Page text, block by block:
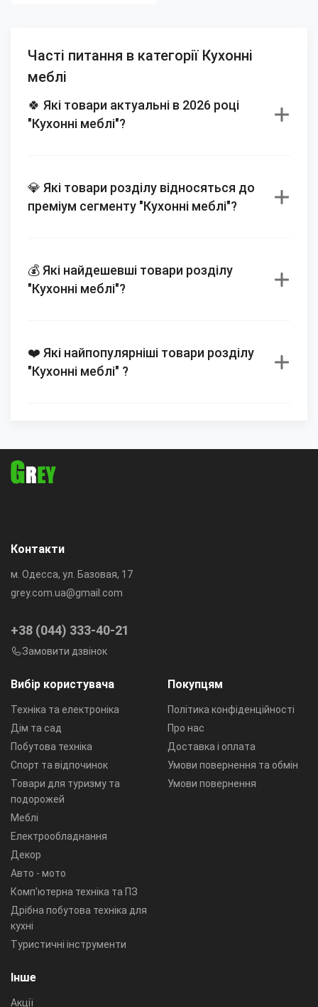
Часті питання в категорії Кухонні
меблі
🍀 Які товари актуальні в 2026 році
"Кухонні меблі"?
💎 Які товари розділу відносяться до
преміум сегменту "Кухонні меблі"?
💰 Які найдешевші товари розділу
"Кухонні меблі"?
❤️ Які найпопулярніші товари розділу
"Кухонні меблі" ?
Вибір користувача
Техніка та електроніка
Дім та сад
Побутова техніка
Спорт та відпочинок
Товари для туризму та
подорожей
Меблі
Електрообладнання
Декор
Авто - мото
Комп'ютерна техніка та ПЗ
Дрібна побутова техніка для
кухні
Туристичні інструменти
Покупцям
Політика конфіденційності
Про нас
Доставка і оплата
Умови повернення та обмін
Умови повернення
Інше
Акції
Контакти
м. Одесса, ул. Базовая, 17
grey.com.ua@gmail.com
+38 (044) 333-40-21
Замовити дзвінок